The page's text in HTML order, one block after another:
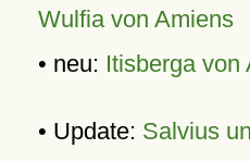
Wulfia von Amiens
• neu: Itisberga von
• Update: Salvius